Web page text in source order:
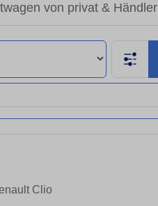
von privat & Händler
Clio